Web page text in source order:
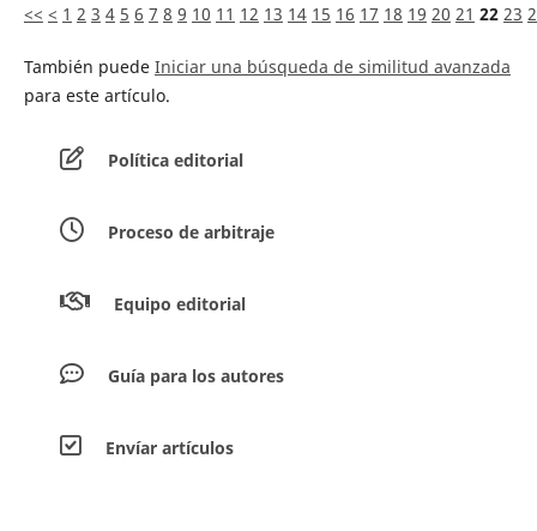
<< < 1 2 3 4 5 6 7 8 9 10 11 12 13 14 15 16 17 18 19 20 21 22 23
También puede Iniciar una búsqueda de similitud avanzada
para este artículo.
Política editorial
Proceso de arbitraje
Equipo editorial
Guía para los autores
Envíar artículos